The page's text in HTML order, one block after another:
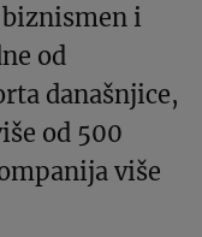
i
od
današnjice,
od 500
više